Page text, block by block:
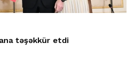
təşəkkür etdi